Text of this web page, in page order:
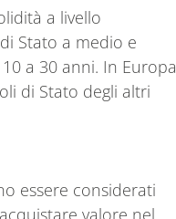
a livello
Stato a medio e
a 30 anni. In Europa
di Stato degli altri
essere considerati
valore nel